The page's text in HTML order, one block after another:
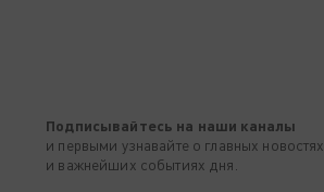
Подписывайтесь на наши каналы
и первыми узнавайте о главных новостях
и важнейших событиях дня.